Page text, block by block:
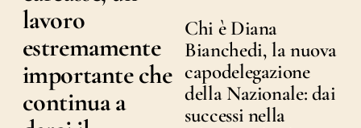
lavoro
estremamente
importante che
continua a
Chi è Diana
Bianchedi, la nuova
capodelegazione
della Nazionale: dai
successi nella